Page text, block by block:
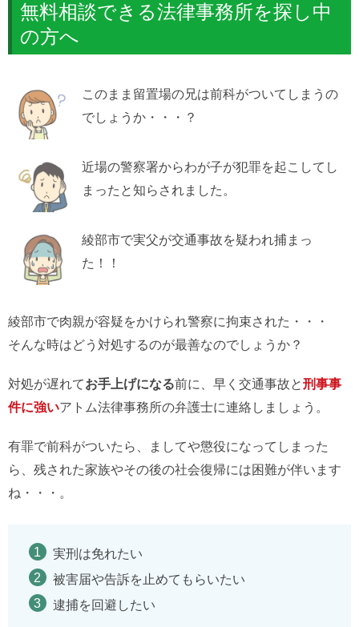
無料相談できる法律事務所を探し中
の方へ
このまま留置場の兄は前科がついてしまうの
でしょうか・・・？
近場の警察署からわが子が犯罪を起こしてし
まったと知らされました。
綾部市で実父が交通事故を疑われ捕まっ
た！！
綾部市で肉親が容疑をかけられ警察に拘束された・・・
そんな時はどう対処するのが最善なのでしょうか？
対処が遅れてお手上げになる前に、早く交通事故と刑事事
件に強いアトム法律事務所の弁護士に連絡しましょう。
有罪で前科がついたら、ましてや懲役になってしまった
ら、残された家族やその後の社会復帰には困難が伴います
ね・・・。
実刑は免れたい
被害届や告訴を止めてもらいたい
逮捕を回避したい